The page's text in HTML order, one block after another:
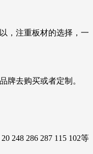
，注重板材的选择，一
牌去购买或者定制。
248 286 287 115 102等